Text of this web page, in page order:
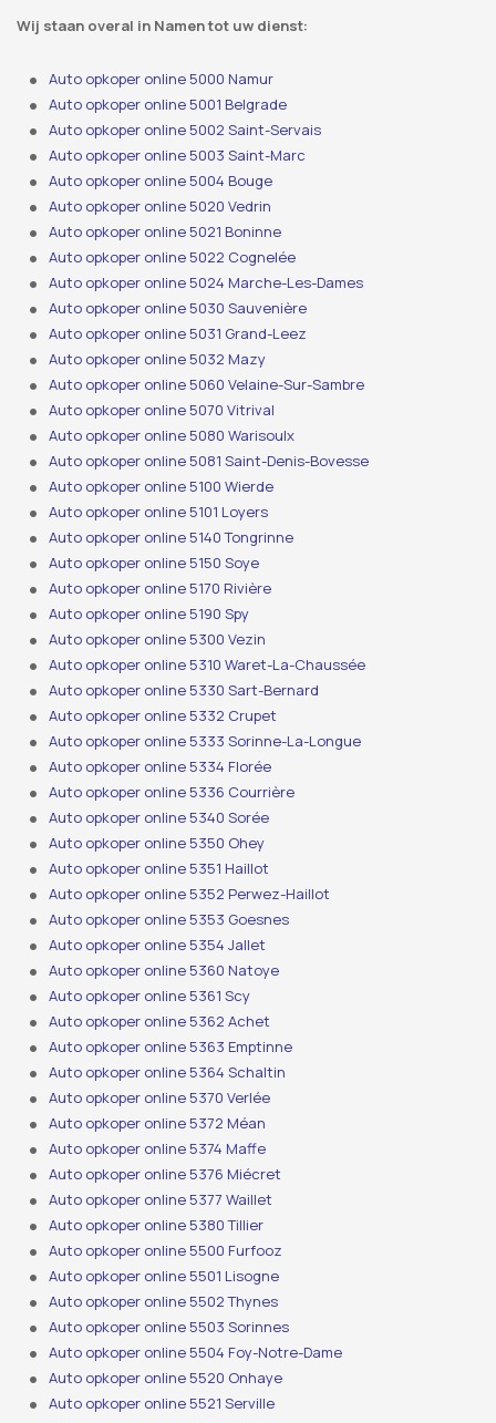
Wij staan ​​overal in Namen tot uw dienst:
Auto opkoper online 5000 Namur
Auto opkoper online 5001 Belgrade
Auto opkoper online 5002 Saint-Servais
Auto opkoper online 5003 Saint-Marc
Auto opkoper online 5004 Bouge
Auto opkoper online 5020 Vedrin
Auto opkoper online 5021 Boninne
Auto opkoper online 5022 Cognelée
Auto opkoper online 5024 Marche-Les-Dames
Auto opkoper online 5030 Sauvenière
Auto opkoper online 5031 Grand-Leez
Auto opkoper online 5032 Mazy
Auto opkoper online 5060 Velaine-Sur-Sambre
Auto opkoper online 5070 Vitrival
Auto opkoper online 5080 Warisoulx
Auto opkoper online 5081 Saint-Denis-Bovesse
Auto opkoper online 5100 Wierde
Auto opkoper online 5101 Loyers
Auto opkoper online 5140 Tongrinne
Auto opkoper online 5150 Soye
Auto opkoper online 5170 Rivière
Auto opkoper online 5190 Spy
Auto opkoper online 5300 Vezin
Auto opkoper online 5310 Waret-La-Chaussée
Auto opkoper online 5330 Sart-Bernard
Auto opkoper online 5332 Crupet
Auto opkoper online 5333 Sorinne-La-Longue
Auto opkoper online 5334 Florée
Auto opkoper online 5336 Courrière
Auto opkoper online 5340 Sorée
Auto opkoper online 5350 Ohey
Auto opkoper online 5351 Haillot
Auto opkoper online 5352 Perwez-Haillot
Auto opkoper online 5353 Goesnes
Auto opkoper online 5354 Jallet
Auto opkoper online 5360 Natoye
Auto opkoper online 5361 Scy
Auto opkoper online 5362 Achet
Auto opkoper online 5363 Emptinne
Auto opkoper online 5364 Schaltin
Auto opkoper online 5370 Verlée
Auto opkoper online 5372 Méan
Auto opkoper online 5374 Maffe
Auto opkoper online 5376 Miécret
Auto opkoper online 5377 Waillet
Auto opkoper online 5380 Tillier
Auto opkoper online 5500 Furfooz
Auto opkoper online 5501 Lisogne
Auto opkoper online 5502 Thynes
Auto opkoper online 5503 Sorinnes
Auto opkoper online 5504 Foy-Notre-Dame
Auto opkoper online 5520 Onhaye
Auto opkoper online 5521 Serville